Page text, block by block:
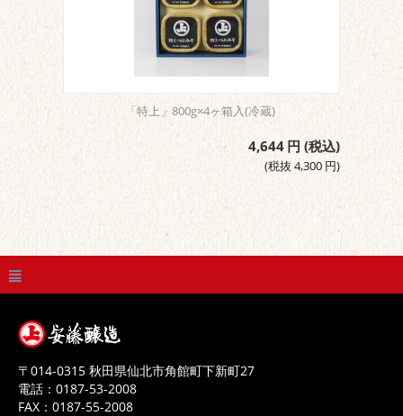
「特上」800g×4ヶ箱入(冷蔵)
4,644 円 (税込)
(税抜 4,300 円)
〒 014-0315 秋田県仙北市角館町下新町27
電話： 0187-53-2008
FAX： 0187-55-2008